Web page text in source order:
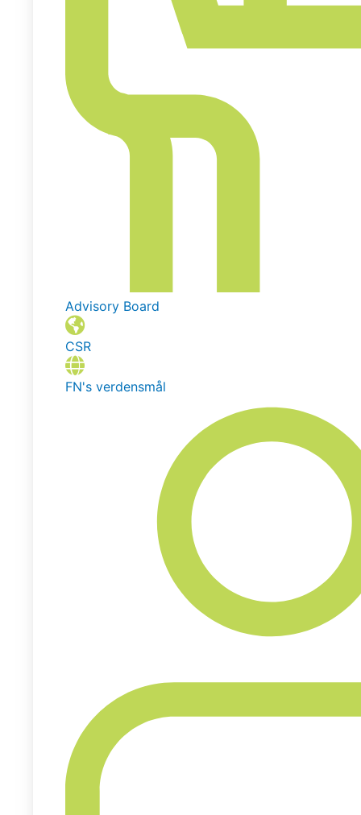
Advisory Board
CSR
FN's verdensmål